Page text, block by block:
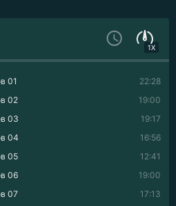
1X
22:28
01
19:00
02
19:17
03
16:56
04
12:41
05
19:00
06
17:13
07